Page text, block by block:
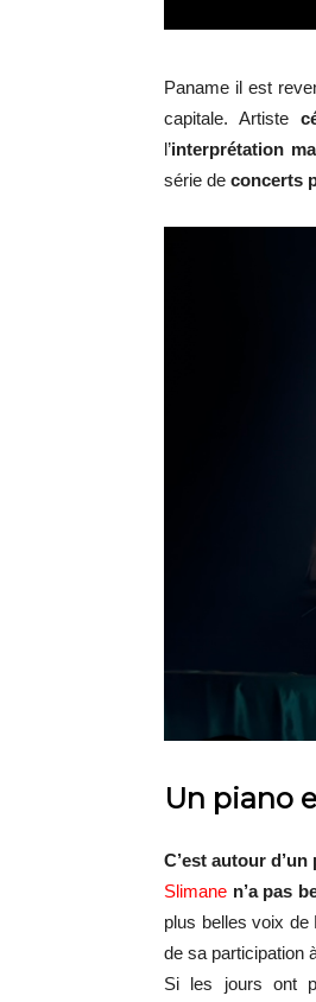
Paname il est
capitale. Artiste
l’interprétation
série de concerts
Un piano
C’est autour
Slimane n’a pas
plus belles voix de
de sa participation
Si les jours ont